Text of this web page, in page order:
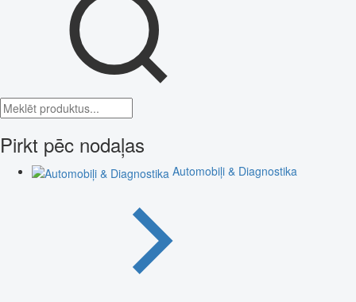
Pirkt pēc nodaļas
Automobiļi & Diagnostika